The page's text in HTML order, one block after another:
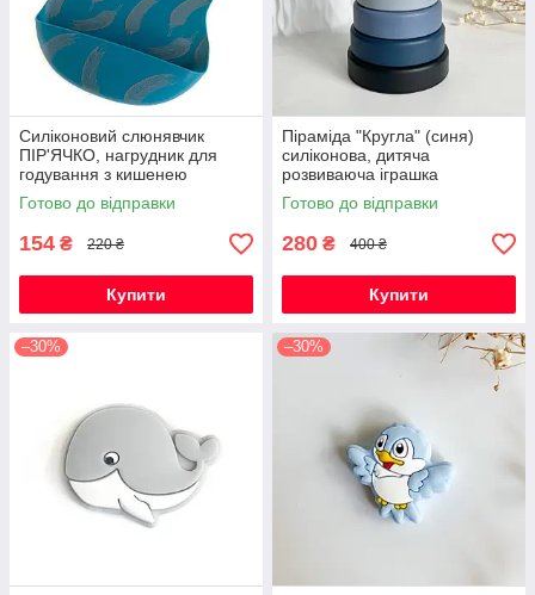
Силіконовий слюнявчик
ПІР'ЯЧКО, нагрудник для
годування з кишенею
Готово до відправки
154 ₴ 220 ₴
Купити
Піраміда "Кругла" (синя)
силіконова, дитяча
розвиваюча іграшка
сенсорна
Готово до відправки
280 ₴ 400 ₴
Купити
–30% –30%